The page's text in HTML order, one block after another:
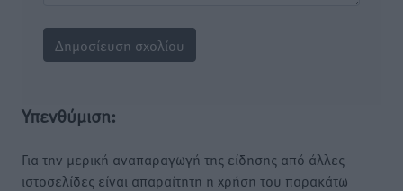
Υπενθύμιση:
Για την μερική αναπαραγωγή της είδησης από άλλες
ιστοσελίδες είναι απαραίτητη η χρήση του παρακάτω